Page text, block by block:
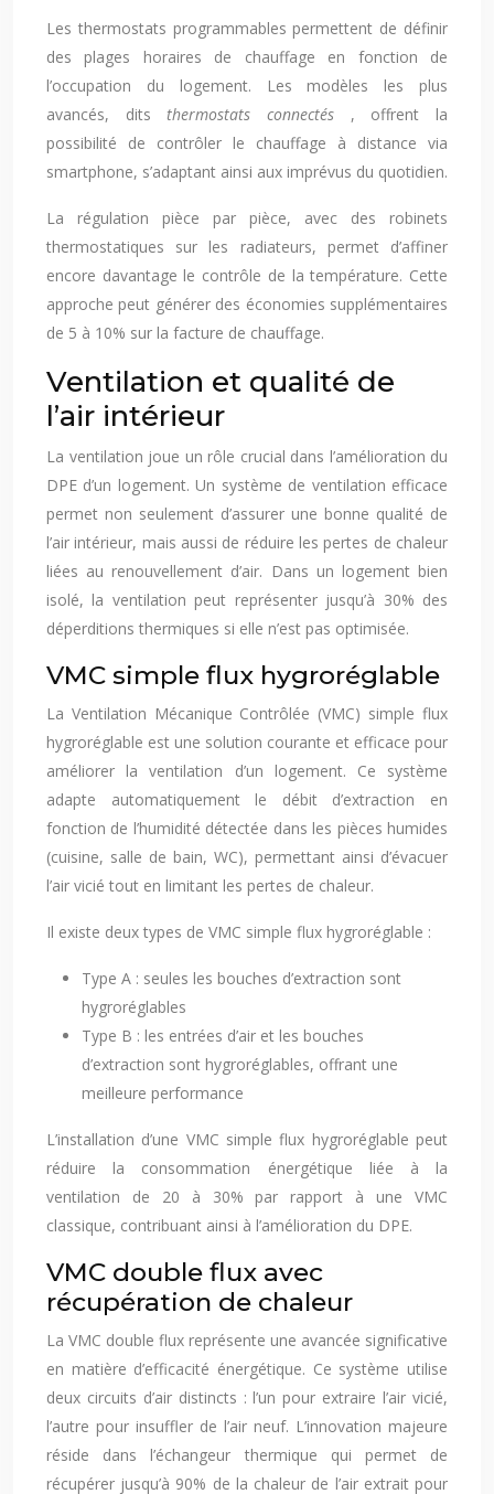
Les thermostats programmables permettent de définir
des plages horaires de chauffage en fonction de
l’occupation du logement. Les modèles les plus
avancés, ditsthermostats connectés , offrent la
possibilité de contrôler le chauffage à distance via
smartphone, s’adaptant ainsi aux imprévus du quotidien.
La régulation pièce par pièce, avec des robinets
thermostatiques sur les radiateurs, permet d’affiner
encore davantage le contrôle de la température. Cette
approche peut générer des économies supplémentaires
de 5 à 10% sur la facture de chauffage.
Ventilation et qualité de
l’air intérieur
La ventilation joue un rôle crucial dans l’amélioration du
DPE d’un logement. Un système de ventilation efficace
permet non seulement d’assurer une bonne qualité de
l’air intérieur, mais aussi de réduire les pertes de chaleur
liées au renouvellement d’air. Dans un logement bien
isolé, la ventilation peut représenter jusqu’à 30% des
déperditions thermiques si elle n’est pas optimisée.
VMC simple flux hygroréglable
La Ventilation Mécanique Contrôlée (VMC) simple flux
hygroréglable est une solution courante et efficace pour
améliorer la ventilation d’un logement. Ce système
adapte automatiquement le débit d’extraction en
fonction de l’humidité détectée dans les pièces humides
(cuisine, salle de bain, WC), permettant ainsi d’évacuer
l’air vicié tout en limitant les pertes de chaleur.
Il existe deux types de VMC simple flux hygroréglable :
Type A : seules les bouches d’extraction sont
hygroréglables
Type B : les entrées d’air et les bouches
d’extraction sont hygroréglables, offrant une
meilleure performance
L’installation d’une VMC simple flux hygroréglable peut
réduire la consommation énergétique liée à la
ventilation de 20 à 30% par rapport à une VMC
classique, contribuant ainsi à l’amélioration du DPE.
VMC double flux avec
récupération de chaleur
La VMC double flux représente une avancée significative
en matière d’efficacité énergétique. Ce système utilise
deux circuits d’air distincts : l’un pour extraire l’air vicié,
l’autre pour insuffler de l’air neuf. L’innovation majeure
réside dans l’échangeur thermique qui permet de
récupérer jusqu’à 90% de la chaleur de l’air extrait pour